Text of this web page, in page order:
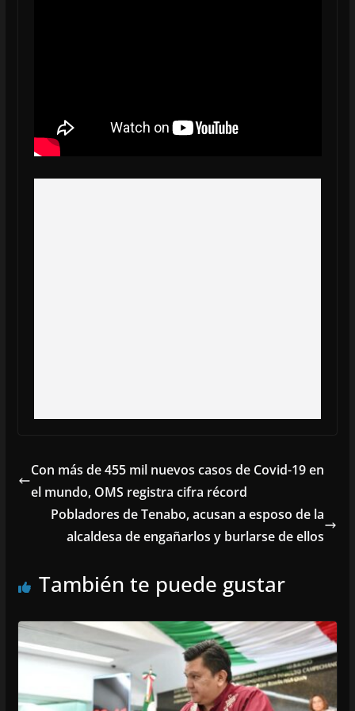
Con más de 455 mil nuevos casos de Covid-19 en
el mundo, OMS registra cifra récord
Pobladores de Tenabo, acusan a esposo de la
alcaldesa de engañarlos y burlarse de ellos
También te puede gustar